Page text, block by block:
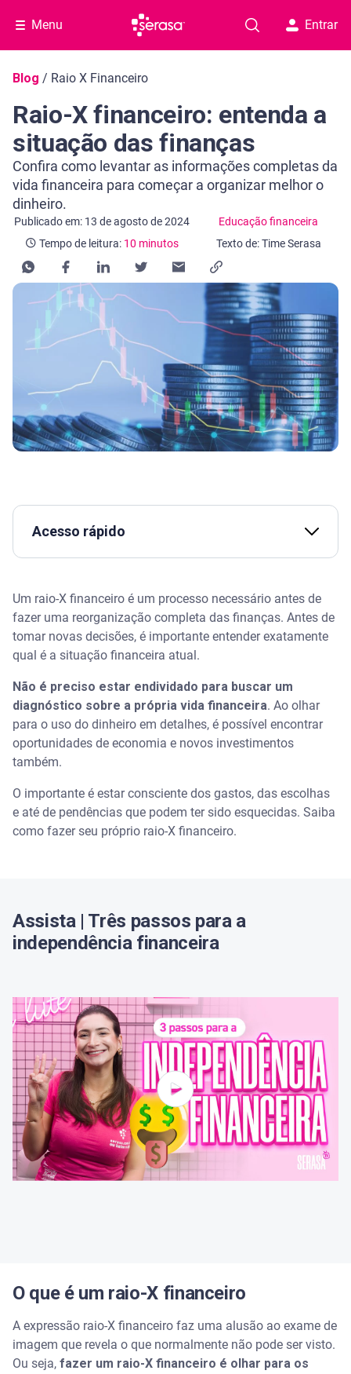
Menu Entrar
Navegação do blog
Blog / Raio X Financeiro
Raio-X financeiro: entenda a
situação das finanças
Confira como levantar as informações completas da
vida financeira para começar a organizar melhor o
dinheiro.
Publicado em: 13 de agosto de 2024 Educação financeira
Categoria Educação financeira
Tempo de leitura: 10 minutos
Tempo de leitura: 10 minutos
Texto de: Time Serasa
Acesso rápido
O que é um raio-X financeiro
Raio-X financeiro: principais passos
Como fazer um raio-X financeiro
Consulte o seu CPF na Serasa
Verifique tarifas bancárias
download
Salve uma cópia da nossa planilha e organize suas
O aplicativo da Serasa ajuda na organização
financeira
Um raio-X financeiro é um processo necessário antes de
fazer uma reorganização completa das finanças. Antes de
tomar novas decisões, é importante entender exatamente
qual é a situação financeira atual.
Não é preciso estar endividado para buscar um
diagnóstico sobre a própria vida financeira. Ao olhar
para o uso do dinheiro em detalhes, é possível encontrar
oportunidades de economia e novos investimentos
também.
O importante é estar consciente dos gastos, das escolhas
e até de pendências que podem ter sido esquecidas. Saiba
como fazer seu próprio raio-X financeiro.
Assista | Três passos para a
independência financeira
O que é um raio-X financeiro
A expressão raio-X financeiro faz uma alusão ao exame de
imagem que revela o que normalmente não pode ser visto.
Ou seja, fazer um raio-X financeiro é olhar para os